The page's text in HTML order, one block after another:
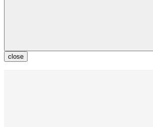
close